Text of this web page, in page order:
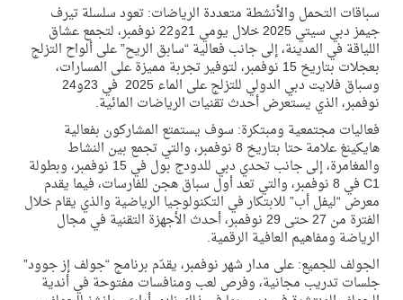
سباقات التحمل والأنشطة متعددة الرياضات:تعودسلسلة تيرف
جيمز دبي سيتي 2025 خلال يومي 21و22 نوفمبر، لتجمع عشاق
اللياقة في المدينة، إلى جانب فعالية “سابق الريح” على ألواح التزلج
بعجلات بتاريخ 15 نوفمبر، لتوفير تجربة مميزة على المسارات،
وسباق فلايت دبي الدولي للتزلج على الماء 2025 في 23و24
نوفمبر، الذي يستعرض أحدث تقنيات الرياضات المائية.
فعاليات مجتمعية ومبتكرة: سوف يستمتع المشاركون بفعالية
هايكينغ علامة حتا بتاريخ 8 نوفمبر، والتي تجمع بين النشاط
والمغامرة، إلى جانبتحدي دبي للدودج بول في 15 نوفمبر، و بطولة
C1في 8 نوفمبر، والتي تعد أول سباق هجن للفارسات، فيما يقدم
معرض “ليفل أب” للابتكار في التكنولوجيا الرياضية والذي يقام خلال
الفترة من 27 حتى 29 نوفمبر، أحدث الأجهزة التقنية في مجال
الرياضة ومفاهيم العافية الرقمية.
الجولف للجميع:على مدار شهر نوفمبر، يقدّم برنامج “جولف إز جوود”
جلسات تدريب مجانية، وفرص لعب ومنافسات مفتوحة في أندية